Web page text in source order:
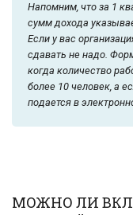
Напомним, что за 1
сумм дохода
Если у вас
сдавать не надо.
когда количество
более 10 человек, а
подается в
МОЖНО ЛИ